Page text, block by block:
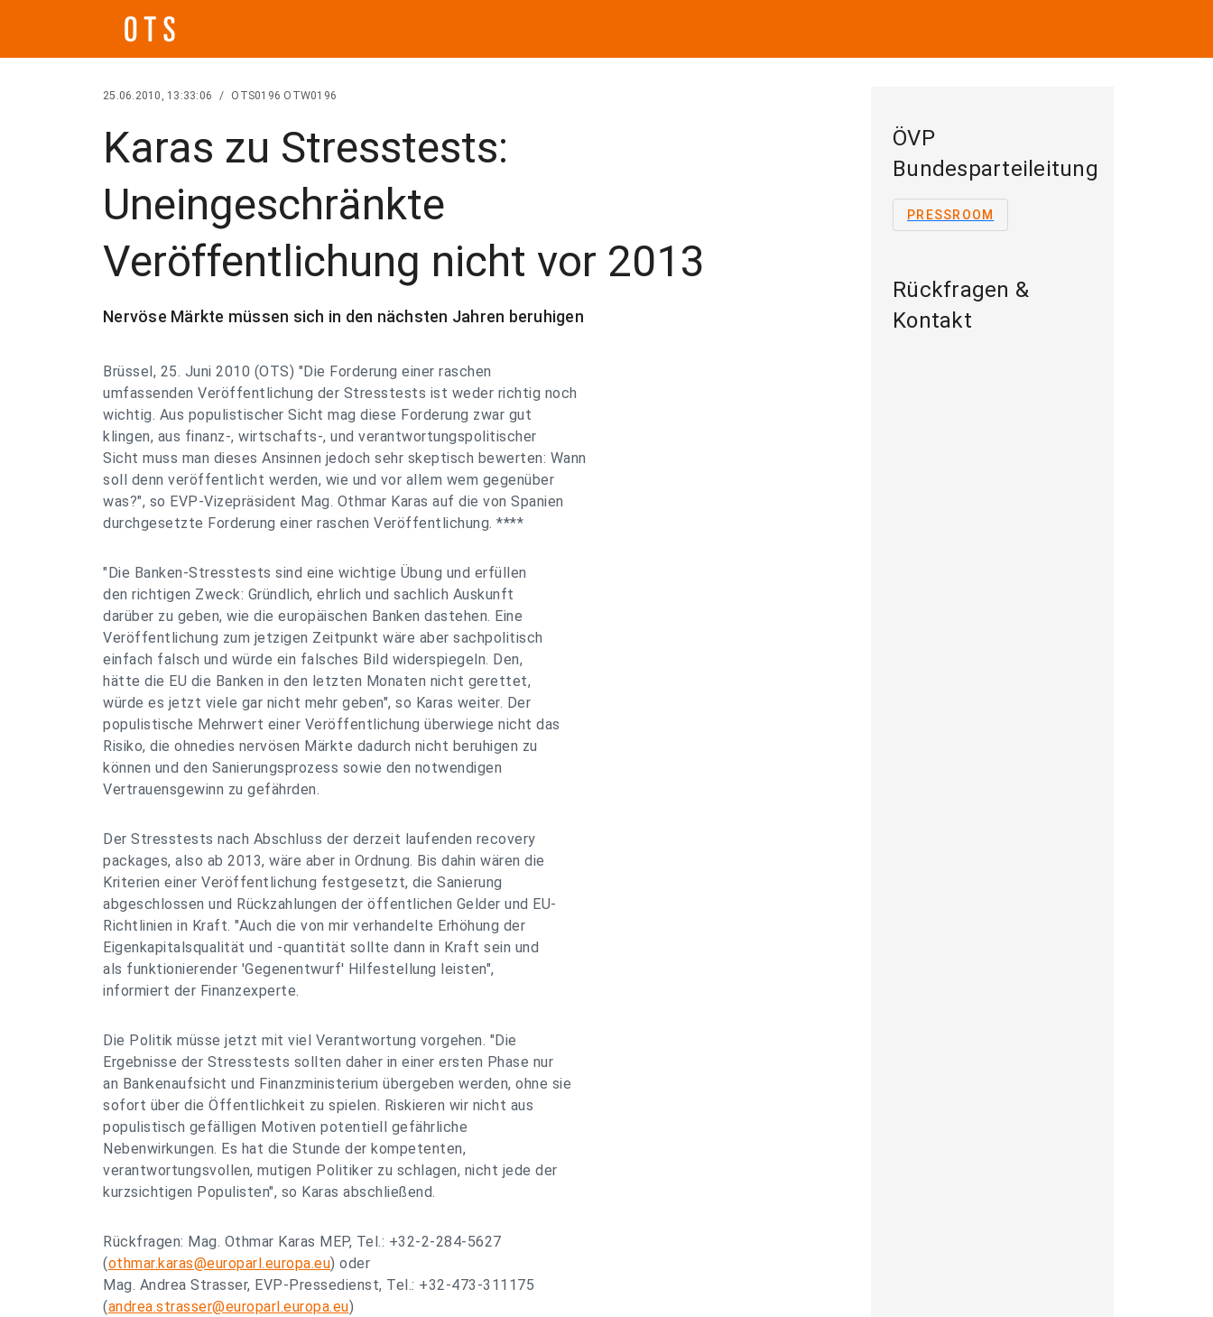
25.06.2010, 13:33:06 / OTS0196 OTW0196
Karas zu Stresstests:
Uneingeschränkte
Veröffentlichung nicht vor 2013
Nervöse Märkte müssen sich in den nächsten Jahren beruhigen
Brüssel, 25. Juni 2010 (OTS) "Die Forderung einer raschen
umfassenden Veröffentlichung der Stresstests ist weder richtig noch
wichtig. Aus populistischer Sicht mag diese Forderung zwar gut
klingen, aus finanz-, wirtschafts-, und verantwortungspolitischer
Sicht muss man dieses Ansinnen jedoch sehr skeptisch bewerten: Wann
soll denn veröffentlicht werden, wie und vor allem wem gegenüber
was?", so EVP-Vizepräsident Mag. Othmar Karas auf die von Spanien
durchgesetzte Forderung einer raschen Veröffentlichung. ****
"Die Banken-Stresstests sind eine wichtige Übung und erfüllen
den richtigen Zweck: Gründlich, ehrlich und sachlich Auskunft
darüber zu geben, wie die europäischen Banken dastehen. Eine
Veröffentlichung zum jetzigen Zeitpunkt wäre aber sachpolitisch
einfach falsch und würde ein falsches Bild widerspiegeln. Den,
hätte die EU die Banken in den letzten Monaten nicht gerettet,
würde es jetzt viele gar nicht mehr geben", so Karas weiter. Der
populistische Mehrwert einer Veröffentlichung überwiege nicht das
Risiko, die ohnedies nervösen Märkte dadurch nicht beruhigen zu
können und den Sanierungsprozess sowie den notwendigen
Vertrauensgewinn zu gefährden.
Der Stresstests nach Abschluss der derzeit laufenden recovery
packages, also ab 2013, wäre aber in Ordnung. Bis dahin wären die
Kriterien einer Veröffentlichung festgesetzt, die Sanierung
abgeschlossen und Rückzahlungen der öffentlichen Gelder und EU-
Richtlinien in Kraft. "Auch die von mir verhandelte Erhöhung der
Eigenkapitalsqualität und -quantität sollte dann in Kraft sein und
als funktionierender 'Gegenentwurf' Hilfestellung leisten",
informiert der Finanzexperte.
Die Politik müsse jetzt mit viel Verantwortung vorgehen. "Die
Ergebnisse der Stresstests sollten daher in einer ersten Phase nur
an Bankenaufsicht und Finanzministerium übergeben werden, ohne sie
sofort über die Öffentlichkeit zu spielen. Riskieren wir nicht aus
populistisch gefälligen Motiven potentiell gefährliche
Nebenwirkungen. Es hat die Stunde der kompetenten,
verantwortungsvollen, mutigen Politiker zu schlagen, nicht jede der
kurzsichtigen Populisten", so Karas abschließend.
Rückfragen: Mag. Othmar Karas MEP, Tel.: +32-2-284-5627
(othmar.karas@europarl.europa.eu) oder
Mag. Andrea Strasser, EVP-Pressedienst, Tel.: +32-473-311175
(andrea.strasser@europarl.europa.eu)
ÖVP
Bundesparteileitung
PRESSROOM
Rückfragen &
Kontakt